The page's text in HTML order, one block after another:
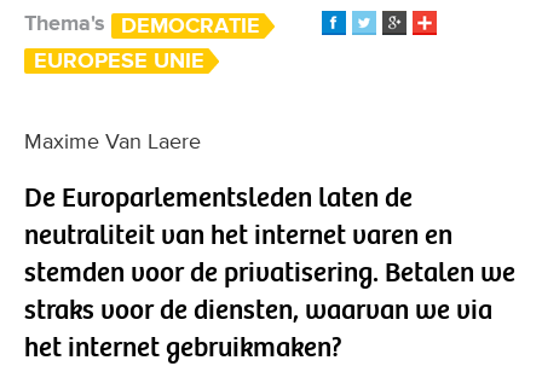
Thema's
DEMOCRATIE
EUROPESE UNIE
Maxime Van Laere
De Europarlementsleden laten de
neutraliteit van het internet varen en
stemden voor de privatisering. Betalen we
straks voor de diensten, waarvan we via
het internet gebruikmaken?